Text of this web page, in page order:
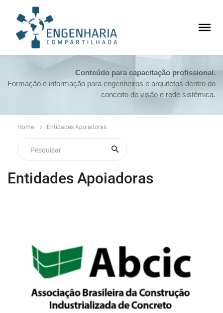
Conteúdo para capacitação profissional.
Formação e informação para engenheiros e arquitetos dentro do
conceito de visão e rede sistêmica.
Home Entidades Apoiadoras
Entidades Apoiadoras